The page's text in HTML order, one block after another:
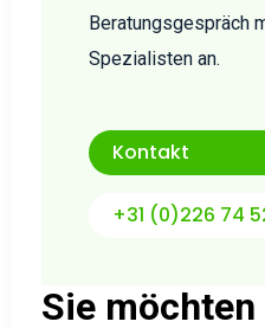
Fordern Sie jetzt ein
Spezialisten an.
+31 (0)226 74